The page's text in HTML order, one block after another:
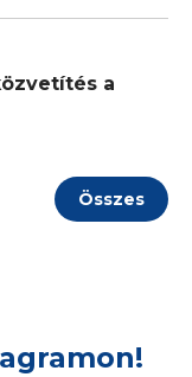
a
Összes